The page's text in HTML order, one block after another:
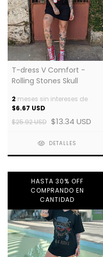
T-dress V Comfort -
Rolling Stones Skull
2 meses sin intereses de
$6.67 USD
$25.92 USD $13.34 USD
DETALLES
HASTA 30% OFF
COMPRANDO EN
CANTIDAD